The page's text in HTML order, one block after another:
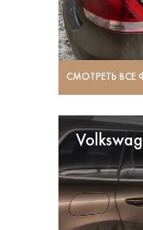
СМОТРЕТЬ ВСЕ